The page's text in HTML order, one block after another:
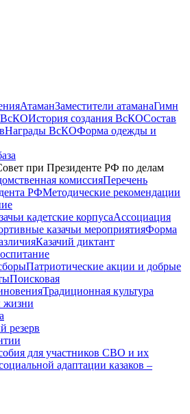
АтаманЗаместители атаманаГимн
ВсКОИстория создания ВсКОСостав
Награды ВсКОФорма одежды и
при Президенте РФ по делам
комиссияПеречень
РФМетодические рекомендации
кадетские корпусаАссоциация
казачьи мероприятияФорма
Казачий диктант
Патриотические акции и добрые
Поисковая
Традиционная культура
жизни
резерв
для участников СВО и их
адаптации казаков –